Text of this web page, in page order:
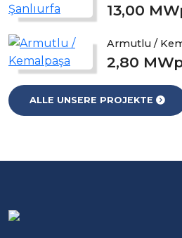
13,00
Armutlu /
2,80
ALLE UNSERE PROJEKTE